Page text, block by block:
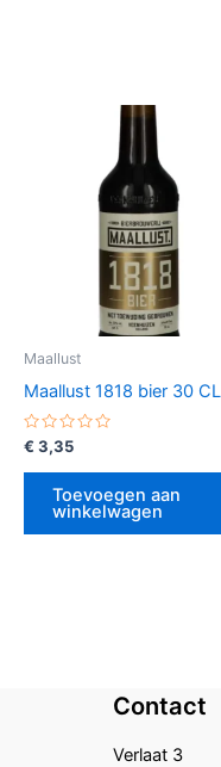
Maallust
Maallust 1818 bier 30 CL
Gewaardeerd
0
uit
€ 3,35
Toevoegen aan
winkelwagen
Contact
Verlaat 3